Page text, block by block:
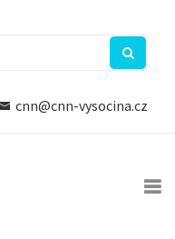
cnn@cnn-vysocina.cz